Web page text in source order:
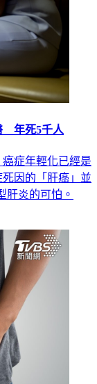
年死5千人
癌症年輕化已經是
因的「肝癌」並
肝炎的可怕。